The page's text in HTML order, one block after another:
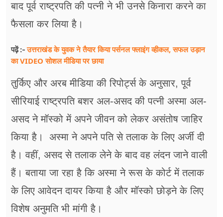
बाद पूर्व राष्ट्रपति की पत्नी ने भी उनसे किनारा करने का
फैसला कर लिया है।
पढ़ें :-उत्तराखंड के युवक ने तैयार किया पर्सनल फ्लाइंग व्हीकल, सफल उड़ान
का VIDEO सोशल मीडिया पर छाया
तुर्किए और अरब मीडिया की रिपोर्ट्स के अनुसार, पूर्व
सीरियाई राष्ट्रपति बशर अल-असद की पत्नी अस्मा अल-
असद ने मॉस्को में अपने जीवन को लेकर असंतोष जाहिर
किया है। अस्मा ने अपने पति से तलाक के लिए अर्जी दी
है। वहीं, असद से तलाक लेने के बाद वह लंदन जाने वाली
हैं। बताया जा रहा है कि अस्मा ने रूस के कोर्ट में तलाक
के लिए आवेदन दायर किया है और मॉस्को छोड़ने के लिए
विशेष अनुमति भी मांगी है।